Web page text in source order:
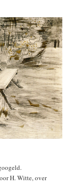
H. Witte, over